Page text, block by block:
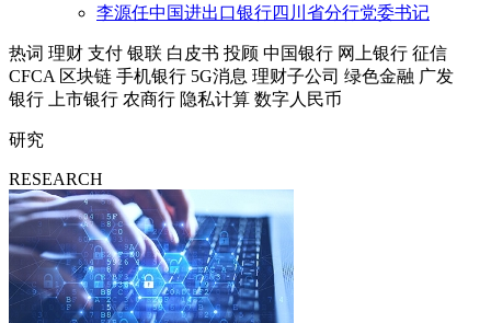
李源任中国进出口银行四川省分行党委书记
热词 理财 支付 银联 白皮书 投顾 中国银行 网上银行 征信
CFCA 区块链 手机银行 5G消息 理财子公司 绿色金融 广发
银行
上市银行 农商行 隐私计算 数字人民币
研究
RESEARCH